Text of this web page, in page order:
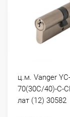
ц.м. Vanger YC-
70(30С/40)-C-
лат (12) 30582